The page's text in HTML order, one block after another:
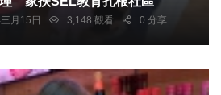
月15日 3,148 觀看 0 分享